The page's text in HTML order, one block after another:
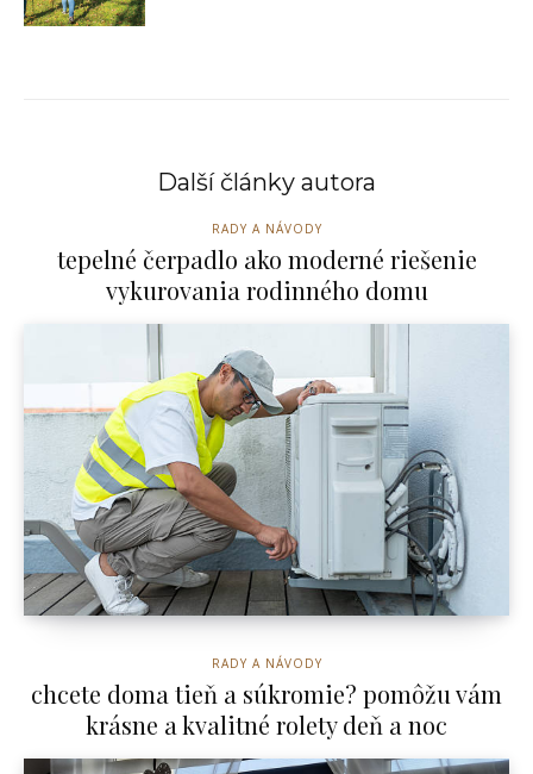
Další články autora
RADY A NÁVODY
tepelné čerpadlo ako moderné riešenie
vykurovania rodinného domu
RADY A NÁVODY
chcete doma tieň a súkromie? pomôžu vám
krásne a kvalitné rolety deň a noc